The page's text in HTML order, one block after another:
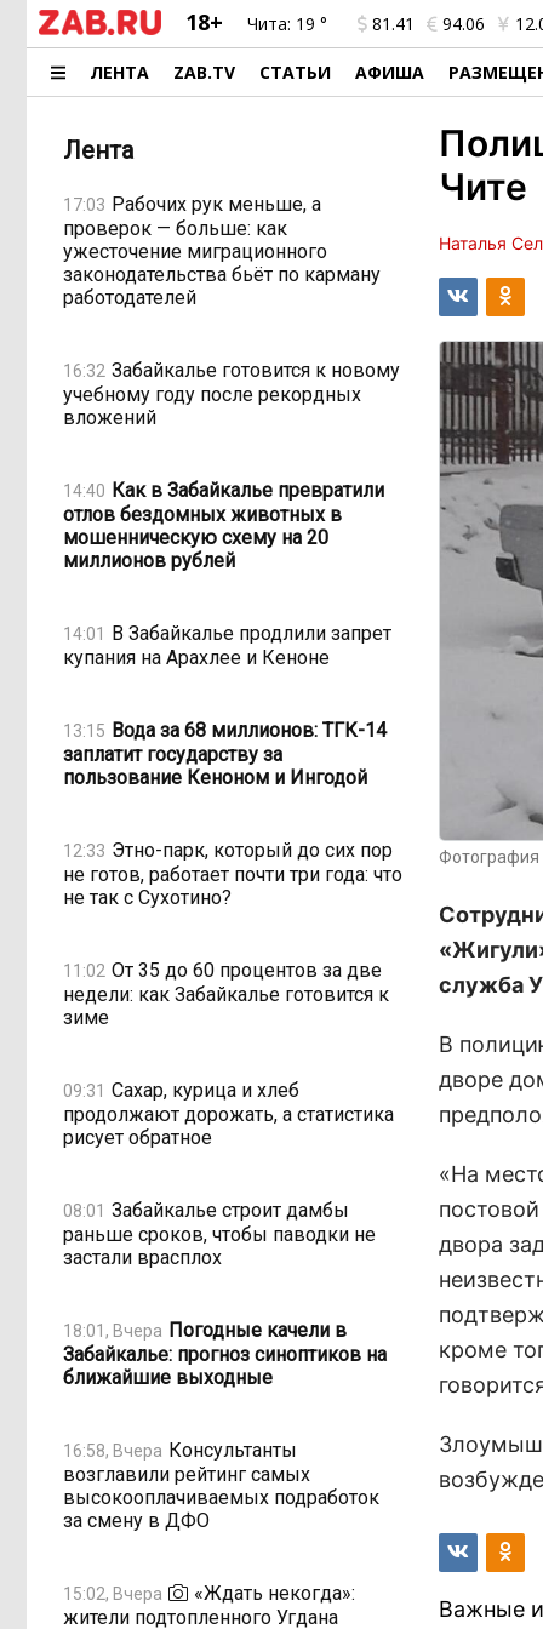
18+ Чита: 19 ° 81.41 94.06
ЛЕНТА ZAB.TV СТАТЬИ АФИША
Лента
17:03 Рабочих рук меньше, а
проверок — больше: как
ужесточение миграционного
законодательства бьёт по карману
работодателей
16:32 Забайкалье готовится к новому
учебному году после рекордных
вложений
14:40 Как в Забайкалье превратили
отлов бездомных животных в
мошенническую схему на 20
миллионов рублей
14:01 В Забайкалье продлили запрет
купания на Арахлее и Кеноне
13:15 Вода за 68 миллионов: ТГК-14
заплатит государству за
пользование Кеноном и Ингодой
12:33 Этно-парк, который до сих пор
не готов, работает почти три года: что
не так с Сухотино?
11:02 От 35 до 60 процентов за две
недели: как Забайкалье готовится к
зиме
09:31 Сахар, курица и хлеб
продолжают дорожать, а статистика
рисует обратное
08:01 Забайкалье строит дамбы
раньше сроков, чтобы паводки не
застали врасплох
18:01, Вчера Погодные качели в
Забайкалье: прогноз синоптиков на
ближайшие выходные
16:58, Вчера Консультанты
возглавили рейтинг самых
высокооплачиваемых подработок
за смену в ДФО
15:02, Вчера
«Ждать некогда»:
жители подтопленного Угдана
Чите
Наталья
Фотография
служба
В
дворе
«На
двора
кроме
Важные